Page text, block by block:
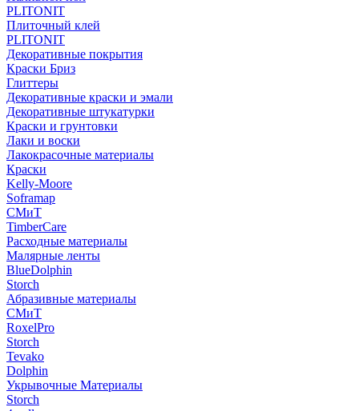
PLITONIT
Плиточный клей
PLITONIT
Декоративные покрытия
Краски Бриз
Глиттеры
Декоративные краски и эмали
Декоративные штукатурки
Краски и грунтовки
Лаки и воски
Лакокрасочные материалы
Краски
Kelly-Moore
Soframap
СМиТ
TimberCare
Расходные материалы
Малярные ленты
BlueDolphin
Storch
Абразивные материалы
СМиТ
RoxelPro
Storch
Tevako
Dolphin
Укрывочные Материалы
Storch